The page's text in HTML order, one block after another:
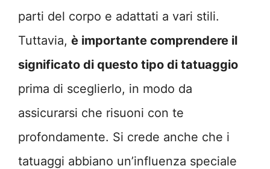
parti del corpo e adattati a vari stili.
Tuttavia, è importante comprendere il
significato di questo tipo di tatuaggio
prima di sceglierlo, in modo da
assicurarsi che risuoni con te
profondamente. Si crede anche che i
tatuaggi abbiano un’influenza speciale